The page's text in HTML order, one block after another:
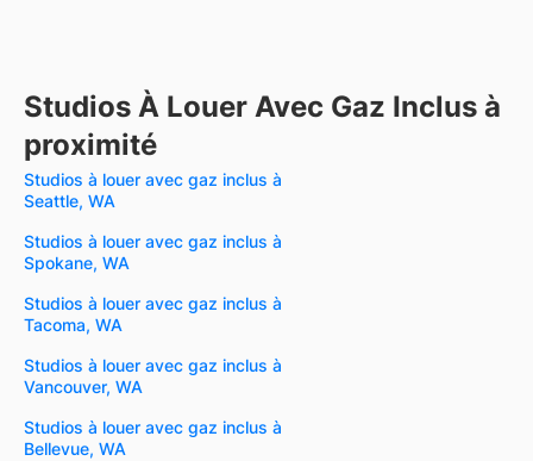
Studios À Louer Avec Gaz Inclus à
proximité
Studios à louer avec gaz inclus à
Seattle, WA
Studios à louer avec gaz inclus à
Spokane, WA
Studios à louer avec gaz inclus à
Tacoma, WA
Studios à louer avec gaz inclus à
Vancouver, WA
Studios à louer avec gaz inclus à
Bellevue, WA